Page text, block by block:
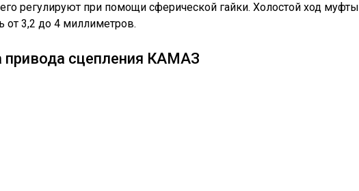
регулируют при помощи сферической гайки. Холостой ход муфты
от 3,2 до 4 миллиметров.
привода сцепления КАМАЗ